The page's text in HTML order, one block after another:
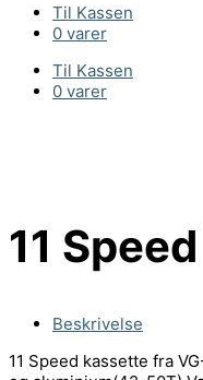
Til Kassen
0 varer
Til Kassen
0 varer
11
Beskrivelse
11 Speed kassette fra